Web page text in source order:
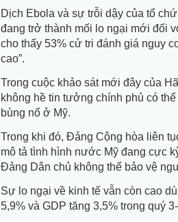
Dịch Ebola và sự trỗi dậy của tổ
đang trở thành mối lo ngại mới đối
cho thấy 53% cử tri đánh giá nguy
cao”.
Trong cuộc khảo sát mới đây của
không hề tin tưởng chính phủ có
bùng nổ ở Mỹ.
Trong khi đó, Đảng Cộng hòa liên
mô tả tình hình nước Mỹ đang cực
Đảng Dân chủ không thể bảo vệ
Sự lo ngại về kinh tế vẫn còn cao
5,9% và GDP tăng 3,5% trong quý